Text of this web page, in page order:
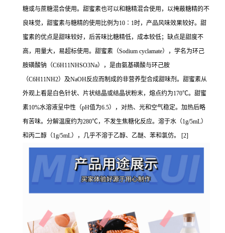
糖或与蔗糖混合使用。甜蜜素也可以和糖精混合使用，以掩蔽糖精的不
良味觉，甜蜜素与糖精的使用比例为10∶1时，产品风味效果较好。甜
蜜素的优点是甜味较好，后苦味比糖精低，成本较低；缺点是甜度不
高，用量大，易超标使用。甜蜜素（Sodium cyclamate），学名为环己
胺磺酸钠（C6H11NHSO3Na），是由氨基磺酸与环己胺
（C6H11NH2）及NaOH反应而制成的非营养型合成甜味剂。甜蜜素从
外观上看是白色针状、片状结晶或结晶状粉末，熔点约为170℃。甜蜜
素10%水溶液呈中性（pH值为6.5），对热、光和空气稳定。加热后略
有苦味。分解温度约为280℃，不发生焦糖化反应。溶于水（1g/5mL）
和丙二醇（1g/5mL），几乎不溶于乙醇、乙醚、苯和氯仿。 [2]